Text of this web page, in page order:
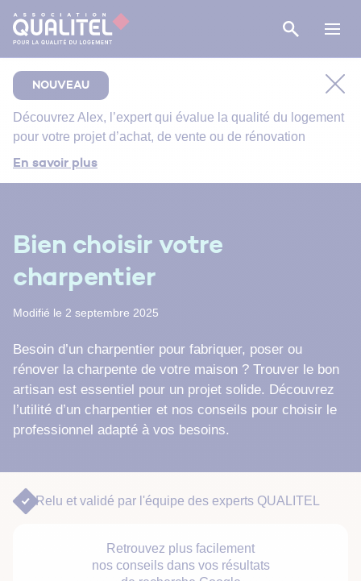
Comment bien suivre le chantier de rénovation de
votre salle de bain ?
retrouver ?
NOUVEAU
Découvrez Alex, l’expert qui évalue la qualité du logement
pour votre projet d’achat, de vente ou de rénovation
En savoir plus
Bien choisir votre
charpentier
Modifié le 2 septembre 2025
Besoin d’un charpentier pour fabriquer, poser ou
rénover la charpente de votre maison ? Trouver le bon
artisan est essentiel pour un projet solide. Découvrez
l’utilité d’un charpentier et nos conseils pour choisir le
professionnel adapté à vos besoins.
Relu et validé par l'équipe des experts QUALITEL
Retrouvez plus facilement
nos conseils dans vos résultats